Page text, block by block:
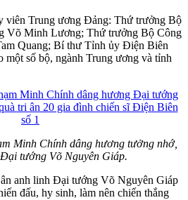
viên Trung ương Đảng: Thứ trưởng Bộ
Võ Minh Lương; Thứ trưởng Bộ Công
Quang; Bí thư Tỉnh ủy Điện Biên
một số bộ, ngành Trung ương và tỉnh
Minh Chính dâng hương tưởng nhớ,
tướng Võ Nguyên Giáp.
anh linh Đại tướng Võ Nguyên Giáp
đấu, hy sinh, làm nên chiến thắng